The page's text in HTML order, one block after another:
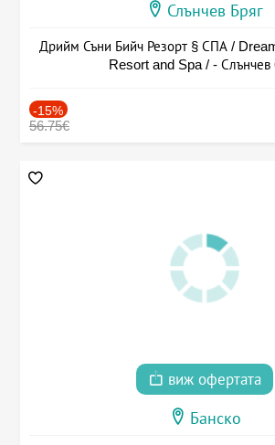
Слънчев Бряг
Дрийм Съни Бийч Резорт § СПА /
Resort and Spa / - Слънчев
-15%
56.75€
виж офертата
Банско